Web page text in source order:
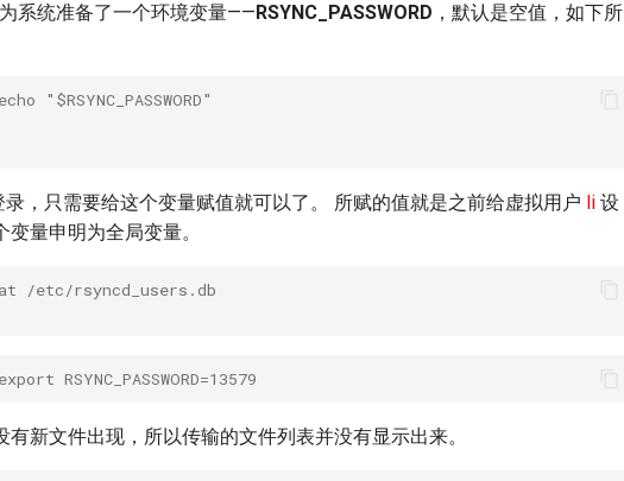
系统准备了一个环境变量——RSYNC_PASSWORD ，默认是空值，如下所
"$RSYNC_PASSWORD"
，只需要给这个变量赋值就可以了。 所赋的值就是之前给虚拟用户 li 设
量申明为全局变量。
/etc/rsyncd_users.db
RSYNC_PASSWORD=13579
新文件出现，所以传输的文件列表并没有显示出来。